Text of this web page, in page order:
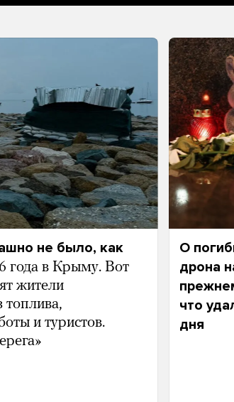
не было, как
года в Крыму. Вот
жители
топлива,
и туристов.
О
дрона
что
дня